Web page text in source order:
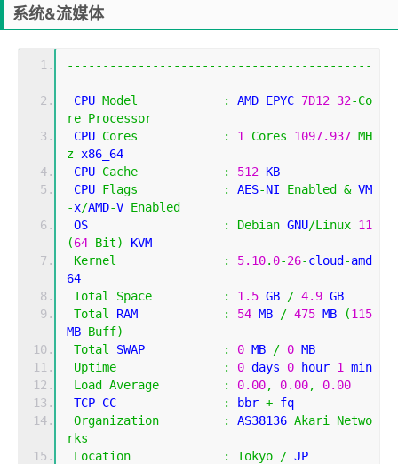
系统&流媒体
-------------------------------------------
---------------------------------------
CPU Model : AMD EPYC 7D12 32-Co
re Processor
CPU Cores : 1 Cores 1097.937 MH
z x86_64
CPU Cache : 512 KB
CPU Flags : AES-NI Enabled & VM
-x/AMD-V Enabled
OS
: Debian GNU/Linux 11
(64 Bit)
KVM
Kernel
: 5.10. 0-26-cloud -amd
64
Total
Space : 1.5 GB / 4.9 GB
Total
RAM : 54 MB / 475 MB (115
MB Buff)
Total
SWAP : 0 MB / 0 MB
Uptime
: 0 days 0 hour 1
min
Load
Average : 0.00, 0.00,
0.00
TCP CC
: bbr + fq
Organization
: AS38136 Akari
Netwo
rks
Location
: Tokyo / JP